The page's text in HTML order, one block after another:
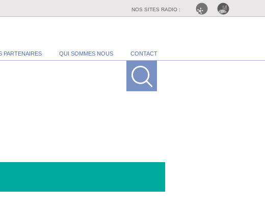
NOS SITES RADIO :
PARTENAIRES QUI SOMMES NOUS CONTACT